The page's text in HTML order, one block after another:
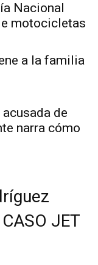
Nacional
motocicletas
a la familia
de
narra cómo
JET